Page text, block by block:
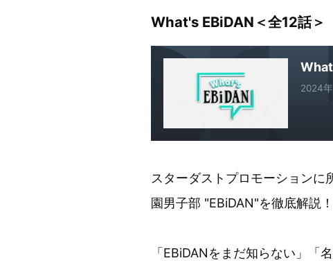
What's EBiDAN＜全12話＞
2024年
スターダストプロモーションに
園男子部 "EBiDAN"を徹底解説！
「EBiDANをまだ知らない」「